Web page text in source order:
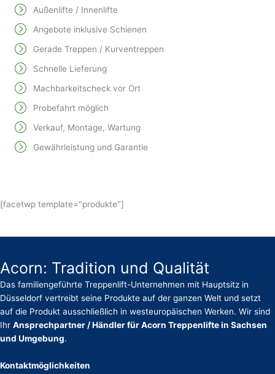
Außenlifte / Innenlifte
Angebote inklusive Schienen
Gerade Treppen / Kurventreppen
Schnelle Lieferung
Machbarkeitscheck vor Ort
Probefahrt möglich
Verkauf, Montage, Wartung
Gewährleistung und Garantie
[facetwp template="produkte"]
Acorn: Tradition und Qualität
Das familiengeführte Treppenlift-Unternehmen mit Hauptsitz in
Düsseldorf vertreibt seine Produkte auf der ganzen Welt und setzt
auf die Produkt ausschließlich in westeuropäischen Werken. Wir sind
Ihr Ansprechpartner / Händler für Acorn Treppenlifte in Sachsen
und Umgebung.
Kontaktmöglichkeiten